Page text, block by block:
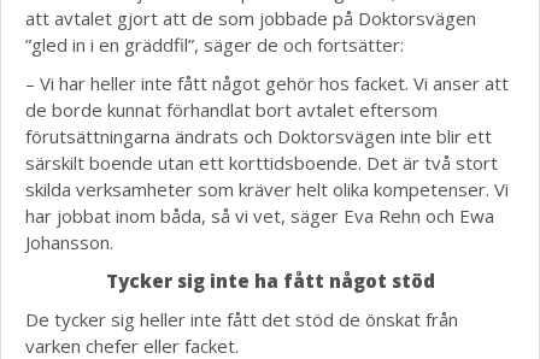
att avtalet gjort att de som jobbade på Doktorsvägen
”gled in i en gräddfil”, säger de och fortsätter:
– Vi har heller inte fått något gehör hos facket. Vi anser att
de borde kunnat förhandlat bort avtalet eftersom
förutsättningarna ändrats och Doktorsvägen inte blir ett
särskilt boende utan ett korttidsboende. Det är två stort
skilda verksamheter som kräver helt olika kompetenser. Vi
har jobbat inom båda, så vi vet, säger Eva Rehn och Ewa
Johansson.
Tycker sig inte ha fått något stöd
De tycker sig heller inte fått det stöd de önskat från
varken chefer eller facket.